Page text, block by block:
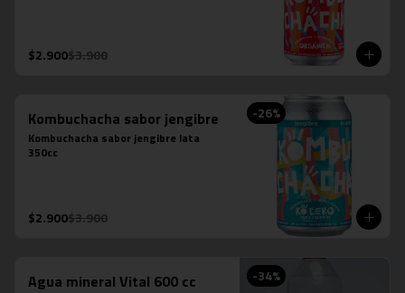
$2.900$3.900
-26%
Kombuchacha sabor jengibre
Kombuchacha sabor jengibre lata
350cc
$2.900$3.900
-34%
Agua mineral Vital 600 cc